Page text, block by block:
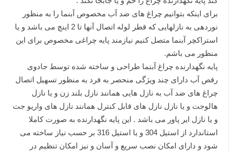
برای اینکه بتوانیم چراغ های ضد آب مخصوص آبنما را به منظور
نوردهی به نازلهایی که قطر لوله اتصال آنها تا 2 اینچ می باشد و یا
استراکچر آبنما متصل کنیم نیازمند پایه چراغی مخصوص برای این
منظور می باشم.
پایه نگهدارنده چراغ آبنما طراحی و ساخته شده توسط جادوی
رقص آب دارای چند ویژگی منحصر به فرد به منظور تسهیل اتصال
چراغ های ضد آب به نازل هایی همانند نازل بلند زن و یا نازل
هالوجت و یا نازل نازل های قابل کنترل همانند نازل های واریو جت
و یا نازل ایر پاور می باشد . این پایه نگهدارنده به صورت کاملا
استاندارد از استیل 304 و یا استیل 316 بر حسب نیاز ساخته می
شود و دارای امکان نصب سریع و آسان و نیز امکان تنظیم در